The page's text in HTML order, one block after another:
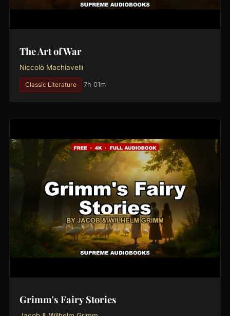
The Art of War
Niccolò Machiavelli
Classic Literature 7h 01m
Grimm's Fairy Stories